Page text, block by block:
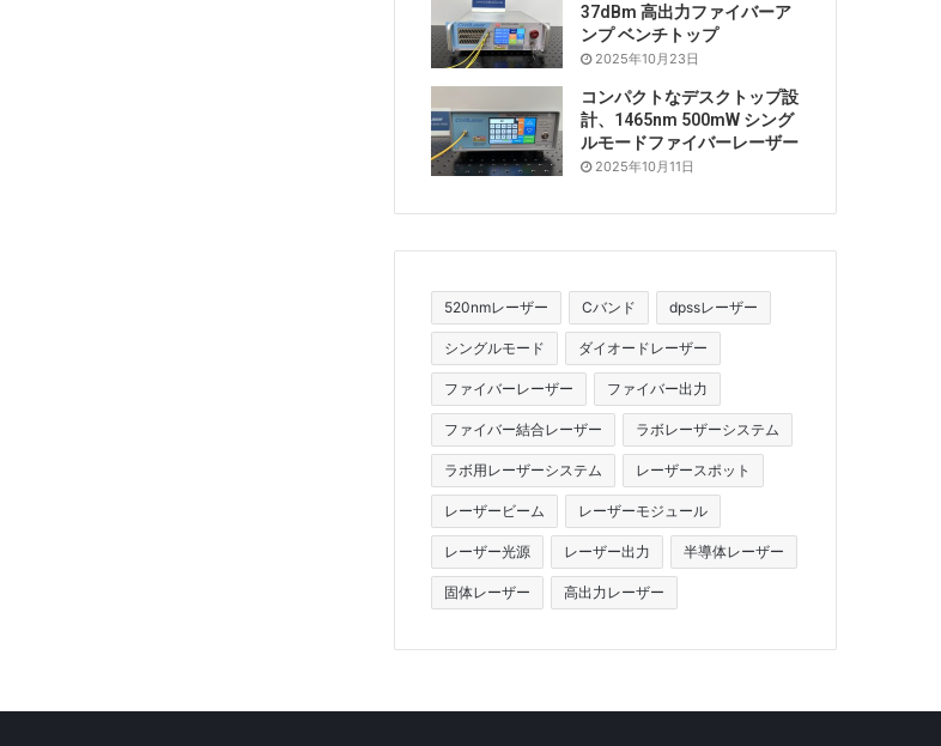
37dBm 高出力ファイバーア
ンプ ベンチトップ
2025年10月23日
コンパクトなデスクトップ設
計、1465nm 500mW シング
ルモードファイバーレーザー
2025年10月11日
520nmレーザー Cバンド dpssレーザー
シングルモード ダイオードレーザー
ファイバーレーザー ファイバー出力
ファイバー結合レーザー ラボレーザーシステム
ラボ用レーザーシステム レーザースポット
レーザービーム レーザーモジュール
レーザー光源 レーザー出力 半導体レーザー
固体レーザー 高出力レーザー